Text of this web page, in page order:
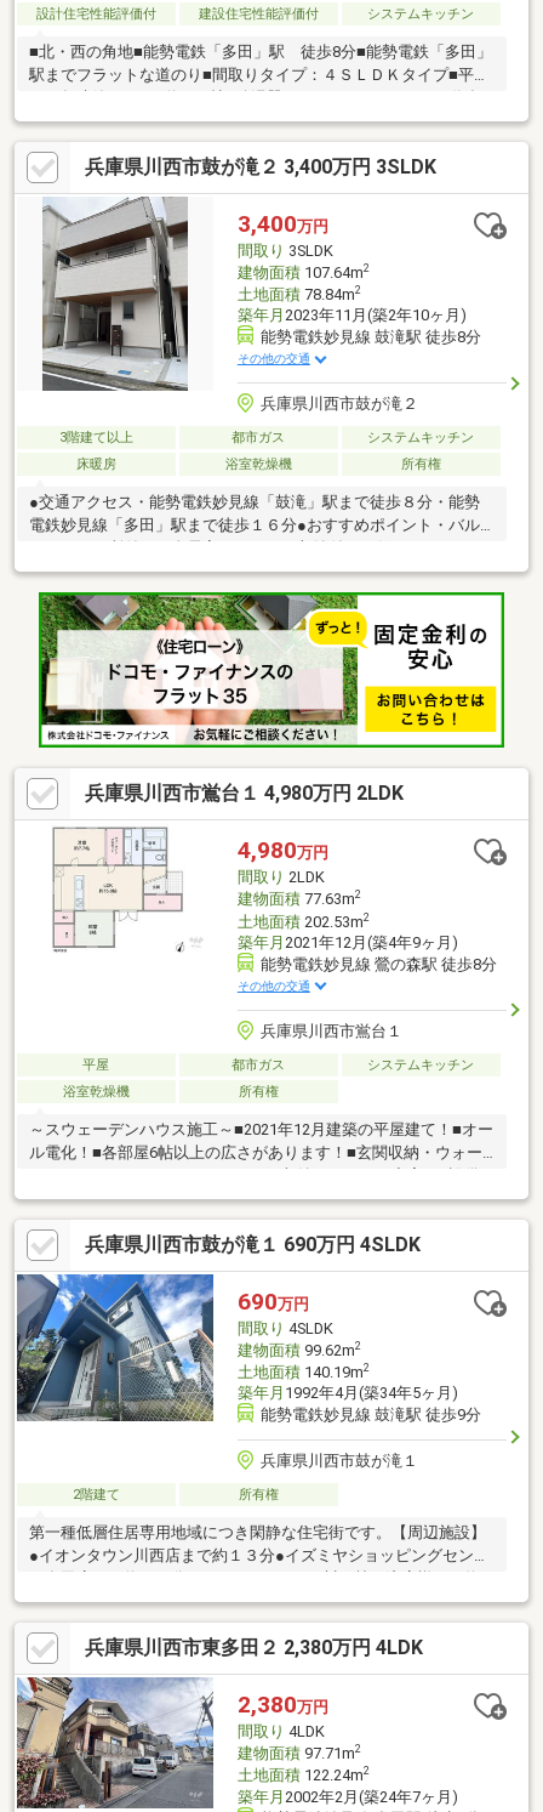
設計住宅性能評価付 建設住宅性能評価付 システムキッチン
■北・西の角地■能勢電鉄「多田」駅 徒歩8分■能勢電鉄「多田」
駅までフラットな道のり■間取りタイプ：４ＳＬＤＫタイプ■平成
田店 約490m（徒歩6分）
兵庫県川西市鼓が滝２ 3,400万円 3SLDK
3,400万円
間取り 3SLDK
建物面積107.64m2
土地面積78.84m2
築年月 2023年11月(築2年10ヶ月)
能勢電鉄妙見線 鼓滝駅 徒歩8分
その他の交通
兵庫県川西市鼓が滝２
3階建て以上 都市ガス
システムキッチン
床暖房
浴室乾燥機 所有権
●交通アクセス・能勢電鉄妙見線「鼓滝」駅まで徒歩８分・能勢
電鉄妙見線「多田」駅まで徒歩１６分●おすすめポイント・バル
Ｋと水回り設備が２階に配置され、生活動線スムーズな間取
り。・会話が弾む対面式キッチン。食器洗乾燥機、勝手口付きで
す。・床暖房、浴室暖房換気乾燥機、ＴＶモニター付きインター
ホンなどが搭載されています。・１階に広さ５．４３帖の納戸あ
り。●周辺環境・ファミリーマート川西鼓が滝店まで９０ｍ（徒
歩２分）・イオンタウン川西まで７１０ｍ（徒歩９分）・イズミ
ヤショッピングセンター多田店まで１０４０ｍ（徒歩１３分）
兵庫県川西市鴬台１ 4,980万円 2LDK
4,980万円
間取り 2LDK
建物面積77.63m2
土地面積202.53m2
築年月 2021年12月(築4年9ヶ月)
能勢電鉄妙見線 鶯の森駅 徒歩8分
その他の交通
兵庫県川西市鴬台１
平屋 都市ガス
システムキッチン
浴室乾燥機
所有権
～スウェーデンハウス施工～■2021年12月建築の平屋建て！■オー
ル電化！■各部屋6帖以上の広さがあります！■玄関収納・ウォー
にIHクッキングヒーター・洗浄 便座・追炊機能等■室内、大変綺
麗に使用されています！■周辺は閑静な住宅街です！～阪神間北
摂で12店舗、東証上場のウィルで安心取引！～ウィル不動産販売
川西営業所は、阪急「川西能勢口」駅から徒歩1分。駐車場完備、
キッズスペースもあるのでぜひご家族皆さまでお越しください。
兵庫県川西市鼓が滝１ 690万円 4SLDK
690万円
間取り 4SLDK
建物面積99.62m2
土地面積140.19m2
築年月 1992年4月(築34年5ヶ月)
能勢電鉄妙見線 鼓滝駅 徒歩9分
兵庫県川西市鼓が滝１
2階建て 所有権
第一種低層住居専用地域につき閑静な住宅街です。【周辺施設】
●イオンタウン川西店まで約１３分●イズミヤショッピングセンタ
１０分●百合が丘第２公園まで約５分
兵庫県川西市東多田２ 2,380万円 4LDK
2,380万円
間取り 4LDK
建物面積97.71m2
土地面積122.24m2
築年月 2002年2月(築24年7ヶ月)